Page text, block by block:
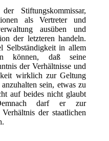
Stiftungskommissar,
als Vertreter und
ausüben und
der letzteren handeln.
Selbständigkeit in allem
können, daß seine
der Verhältnisse und
wirklich zur Geltung
sein, etwas zu
auf beides nicht glaubt
darf er zur
der staatlichen